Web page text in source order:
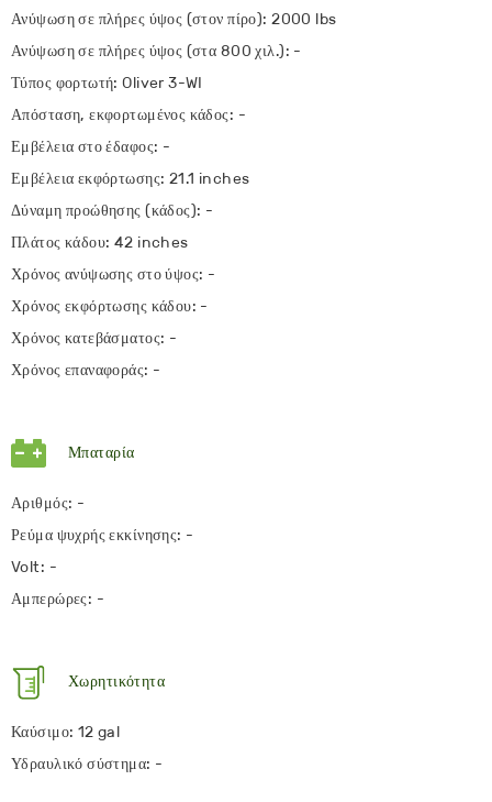
Ανύψωση σε πλήρες ύψος (στον πίρο): 2000 lbs
Ανύψωση σε πλήρες ύψος (στα 800 χιλ.): -
Τύπος φορτωτή: Oliver 3-WI
Απόσταση, εκφορτωμένος κάδος: -
Εμβέλεια στο έδαφος: -
Εμβέλεια εκφόρτωσης: 21.1 inches
Δύναμη προώθησης (κάδος): -
Πλάτος κάδου: 42 inches
Χρόνος ανύψωσης στο ύψος: -
Χρόνος εκφόρτωσης κάδου: -
Χρόνος κατεβάσματος: -
Χρόνος επαναφοράς: -
Μπαταρία
Αριθμός: -
Ρεύμα ψυχρής εκκίνησης: -
Volt: -
Αμπερώρες: -
Χωρητικότητα
Καύσιμο: 12 gal
Υδραυλικό σύστημα: -